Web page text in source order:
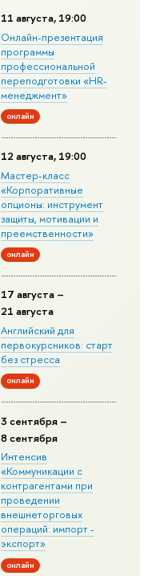
11 августа, 19:00
Онлайн-презентация
программы
профессиональной
переподготовки «HR-
менеджмент»
онлайн
12 августа, 19:00
Мастер-класс
«Корпоративные
опционы: инструмент
защиты, мотивации и
преемственности»
онлайн
17 августа –
21 августа
Английский для
первокурсников: старт
без стресса
онлайн
3 сентября –
8 сентября
Интенсив
«Коммуникации с
контрагентами при
проведении
внешнеторговых
операций: импорт -
экспорт»
онлайн